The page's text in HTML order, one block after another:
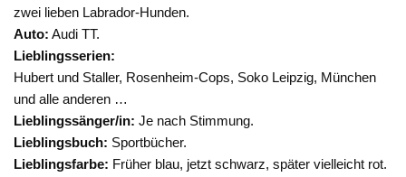
zwei lieben Labrador-Hunden.
Auto: Audi TT.
Lieblingsserien:
Hubert und Staller, Rosenheim-Cops, Soko Leipzig, München
und alle anderen …
Lieblingssänger/in: Je nach Stimmung.
Lieblingsbuch: Sportbücher.
Lieblingsfarbe: Früher blau, jetzt schwarz, später vielleicht rot.